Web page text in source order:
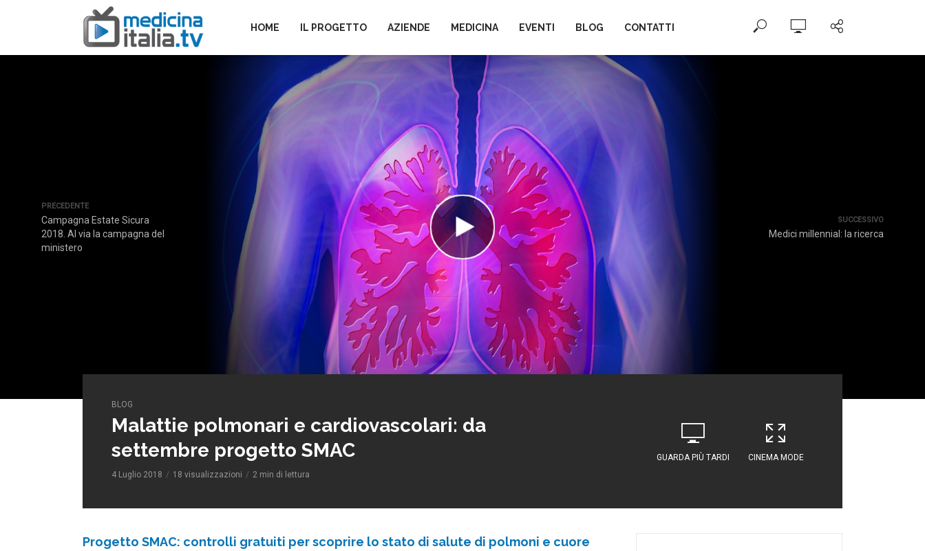
HOME IL PROGETTO AZIENDE MEDICINA EVENTI BLOG CONTATTI
PRECEDENTE
Campagna Estate Sicura
2018. Al via la campagna del
ministero
SUCCESSIVO
Medici millennial: la ricerca
BLOG
Malattie polmonari e cardiovascolari: da
settembre progetto SMAC
4 Luglio 2018 18 visualizzazioni 2 min di lettura
GUARDA PIÙ TARDI CINEMA MODE
Progetto SMAC: controlli gratuiti per scoprire lo stato di salute di polmoni e cuore